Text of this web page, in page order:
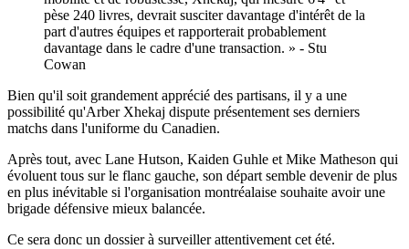
pèse 240 livres, devrait susciter davantage d'intérêt de la
part d'autres équipes et rapporterait probablement
davantage dans le cadre d'une transaction. » - Stu
Cowan
Bien qu'il soit grandement apprécié des partisans, il y a une
possibilité qu'Arber Xhekaj dispute présentement ses derniers
matchs dans l'uniforme du Canadien.
Après tout, avec Lane Hutson, Kaiden Guhle et Mike Matheson qui
évoluent tous sur le flanc gauche, son départ semble devenir de plus
en plus inévitable si l'organisation montréalaise souhaite avoir une
brigade défensive mieux balancée.
Ce sera donc un dossier à surveiller attentivement cet été.